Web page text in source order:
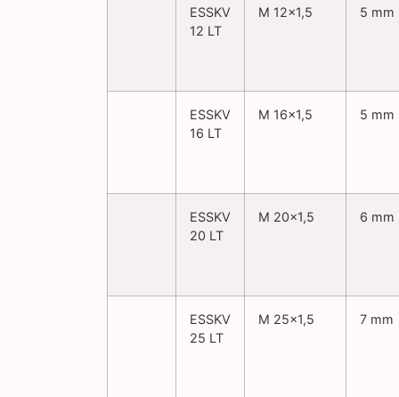
ESSKV
12 LT
M 12×1,5 5 mm
ESSKV
16 LT
M 16×1,5 5 mm
ESSKV
20 LT
M 20×1,5 6 mm
ESSKV
25 LT
M 25×1,5 7 mm